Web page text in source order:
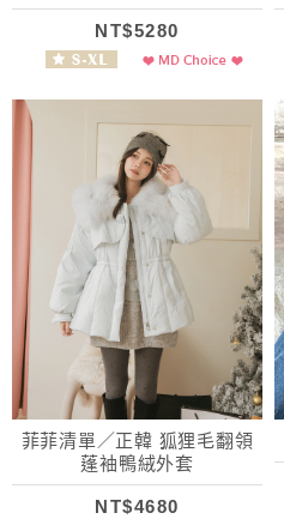
NT$5280
菲菲清單／正韓 狐狸毛翻領
蓬袖鴨絨外套
NT$4680